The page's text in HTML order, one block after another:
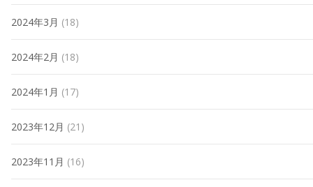
2024年3月 (18)
2024年2月 (18)
2024年1月 (17)
2023年12月 (21)
2023年11月 (16)